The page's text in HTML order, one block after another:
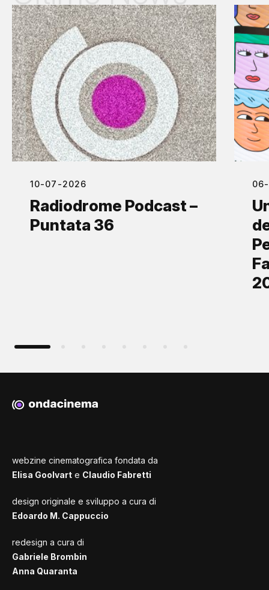
10-07-2026
Radiodrome Podcast –
Puntata 36
webzine cinematografica fondata da
Elisa Goolvart e Claudio Fabretti
design originale e sviluppo a cura di
Edoardo M. Cappuccio
redesign a cura di
Gabriele Brombin
Anna Quaranta